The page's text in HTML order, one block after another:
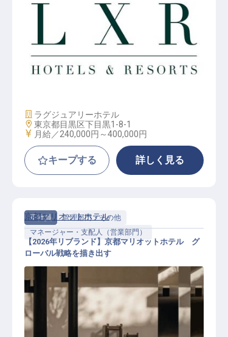
購買・調達(クラスターバイヤー)│月
給24万円～／2027年開業予定／ヒル
トンLXR東京初進出
施設業態
ラグジュアリーホテル
勤務地
東京都目黒区下目黒1-8-1
給与
月給／240,000円～400,000円
キープする 詳しく見る
正社員
管理部門・その他
マネージャー・支配人（営業部門）
京都マリオットホテル
【2026年リブランド】京都マリオットホテル グ
ローバル戦略を描き出す